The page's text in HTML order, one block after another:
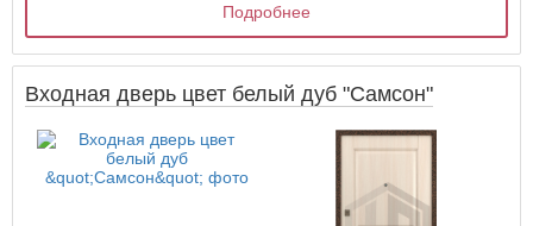
Подробнее
Входная дверь цвет белый дуб "Самсон"